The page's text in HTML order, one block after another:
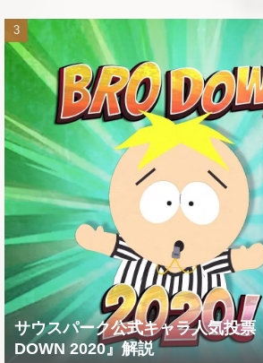
サウスパーク公式キャラ人気投票
DOWN 2020』解説